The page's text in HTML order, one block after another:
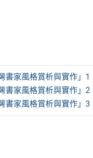
書家風格賞析與實作」1
書家風格賞析與實作」2
書家風格賞析與實作」3